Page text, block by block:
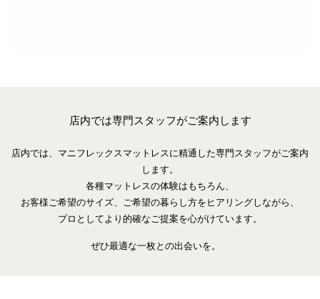
店内では専門スタッフがご案内します
店内では、マニフレックスマットレスに精通した専門スタッフがご案内
します。
各種マットレスの体験はもちろん、
お客様ご希望のサイズ、ご希望の暮らし方をヒアリングしながら、
プロとしてより的確なご提案を心がけています。
ぜひ最適な一枚との出会いを。